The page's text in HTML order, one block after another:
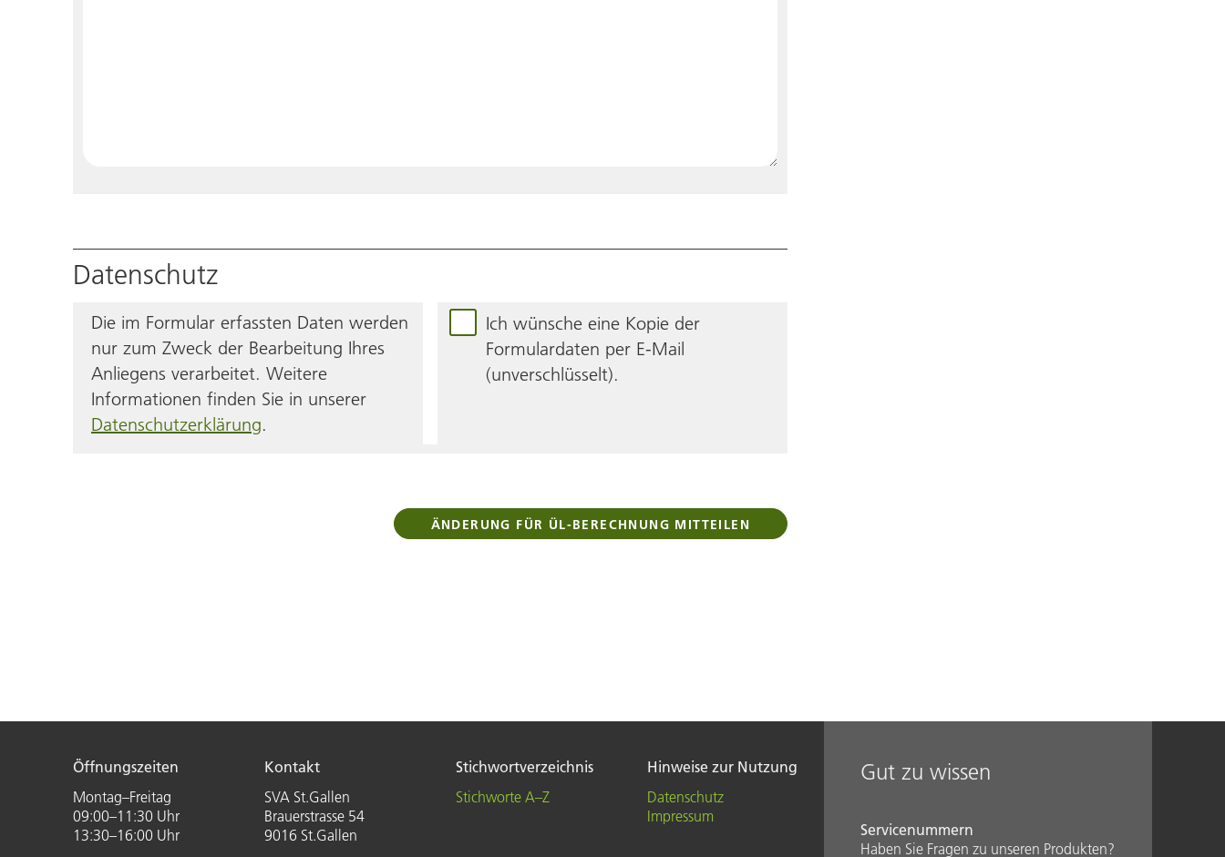
Datenschutz
Die im Formular erfassten Daten werden
nur zum Zweck der Bearbeitung Ihres
Anliegens verarbeitet. Weitere
Informationen finden Sie in unserer
Datenschutzerklärung.
Ich wünsche eine Kopie der
Formulardaten per E-Mail
(unverschlüsselt).
ÄNDERUNG FÜR ÜL-BERECHNUNG MITTEILEN
Öffnungszeiten
Montag–Freitag
09:00–11:30 Uhr
13:30–16:00 Uhr
Kontakt
SVA St.Gallen
Brauerstrasse 54
9016 St.Gallen
Stichwortverzeichnis
Stichworte A–Z
Hinweise zur Nutzung
Datenschutz
Impressum
Gut zu wissen
Servicenummern
Haben Sie Fragen zu unseren Produkten?